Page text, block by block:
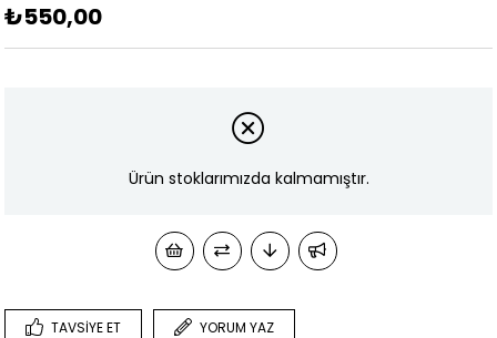
₺550,00
Ürün stoklarımızda kalmamıştır.
TAVSIYE ET YORUM YAZ